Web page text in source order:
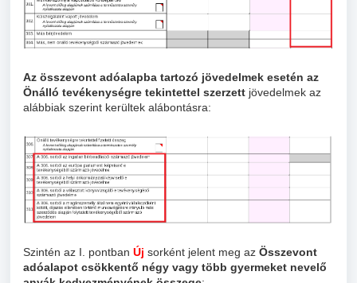
Az összevont adóalapba tartozó jövedelmek esetén az
Önálló tevékenységre tekintettel szerzett jövedelmek az
alábbiak szerint kerültek alábontásra:
Szintén az I. pontban Új sorként jelent meg az Összevont
adóalapot csökkentő négy vagy több gyermeket nevelő